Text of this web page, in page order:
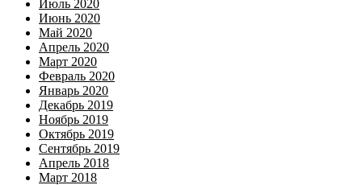
Июль 2020
Июнь 2020
Май 2020
Апрель 2020
Март 2020
Февраль 2020
Январь 2020
Декабрь 2019
Ноябрь 2019
Октябрь 2019
Сентябрь 2019
Апрель 2018
Март 2018